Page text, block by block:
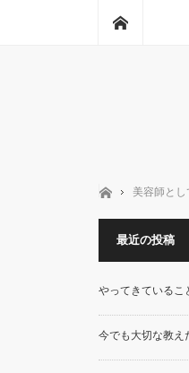
ホーム美容師とし
最近の投稿
やってきているこ
今でも大切な教え